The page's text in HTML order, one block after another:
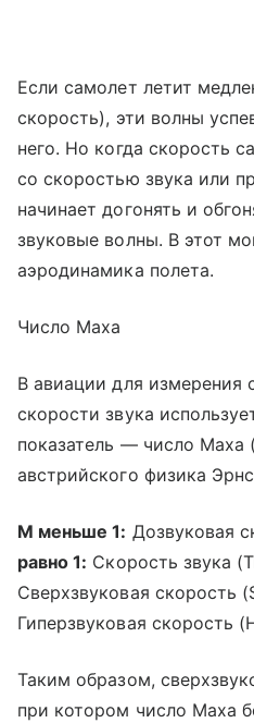
Если самолет летит
скорость), эти волны
него. Но когда скорость
со скоростью звука или
начинает догонять и
звуковые волны. В этот
аэродинамика полета.
Число Маха
В авиации для измерения
скорости звука
показатель — число Маха
австрийского физика
М меньше 1: Дозвуковая
равно 1: Скорость звука
Сверхзвуковая скорость
Гиперзвуковая скорость
Таким образом,
при котором число Маха